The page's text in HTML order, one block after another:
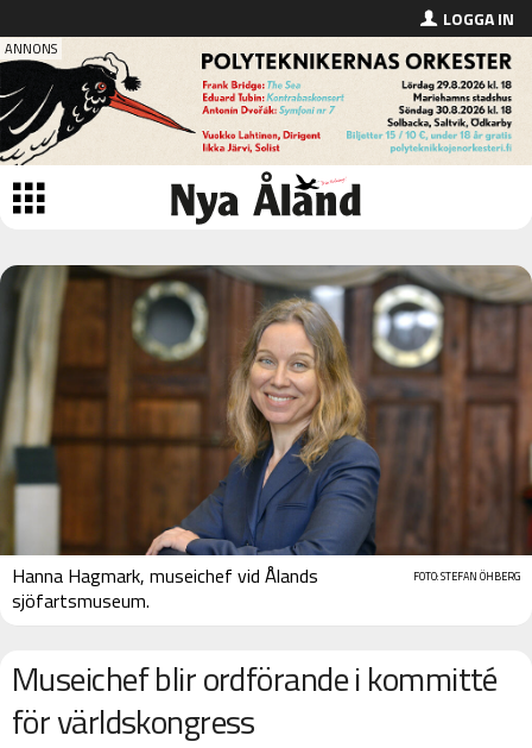
LOGGA IN
FOTO: STEFAN ÖHBERG
Hanna Hagmark, museichef vid Ålands
sjöfartsmuseum.
Museichef blir ordförande i kommitté
för världskongress